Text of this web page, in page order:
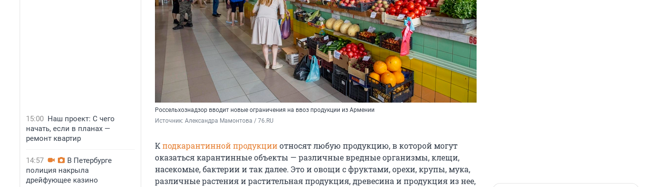
15:00 Наш проект: С чего
начать, если в планах —
ремонт квартир
14:57
В Петербурге
полиция накрыла
дрейфующее казино
Россельхознадзор вводит новые ограничения на ввоз продукции из Армении
Источник: Александра Мамонтова / 76.RU
Кподкарантинной продукцииотносят любую продукцию, в которой могут
оказаться карантинные объекты — различные вредные организмы, клещи,
насекомые, бактерии и так далее. Это и овощи с фруктами, орехи, крупы, мука,
различные растения и растительная продукция, древесина и продукция из нее,